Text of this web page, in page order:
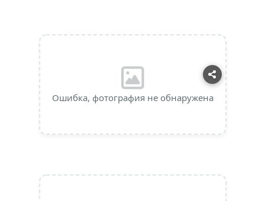
Ошибка, фотография не обнаружена